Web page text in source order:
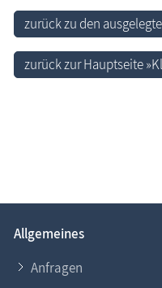
zurück zu den
zurück zur Hauptseite
Allgemeines
Anfragen